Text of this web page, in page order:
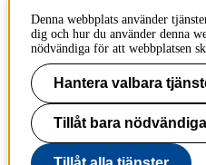
Kontakta
Kontakta kurs
IT-support
KTH Entré
KTH
100 44 Stockholm
+46 8 790 60 00
Denna webbplats använder
dig och hur du använder denna
nödvändiga för att webbplatsen
Hantera valbara
Tillåt bara